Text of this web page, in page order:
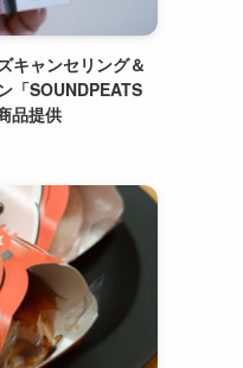
キャンセリング＆
「SOUNDPEATS
品提供